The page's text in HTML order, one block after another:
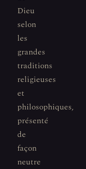
Dieu
selon
les
grandes
traditions
religieuses
et
philosophiques,
présenté
de
façon
neutre